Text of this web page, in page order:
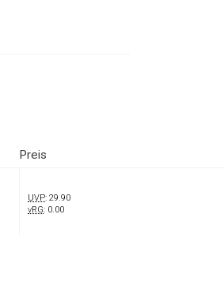
Preis
UVP: 29.90
vRG: 0.00